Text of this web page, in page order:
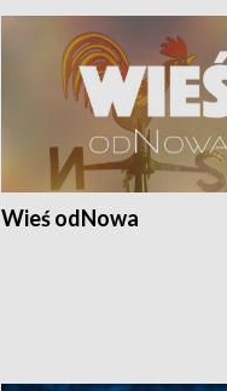
Wieś odNowa